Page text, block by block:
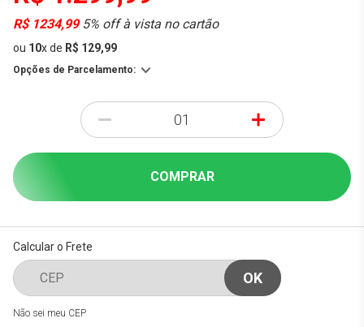
R$ 1234,995% off à vista no cartão
ou 10xde R$ 129,99
Opções de Parcelamento:
- +
COMPRAR
Calcular o Frete
Não sei meu CEP